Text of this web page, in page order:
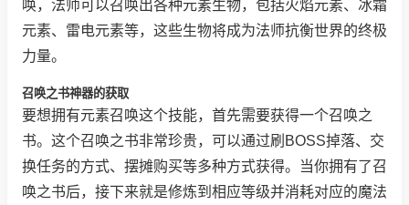
唤，法师可以召唤出各种元素生物，包括火焰元素、冰霜
元素、雷电元素等，这些生物将成为法师抗衡世界的终极
力量。
召唤之书神器的获取
要想拥有元素召唤这个技能，首先需要获得一个召唤之
书。这个召唤之书非常珍贵，可以通过刷BOSS掉落、交
换任务的方式、摆摊购买等多种方式获得。当你拥有了召
唤之书后，接下来就是修炼到相应等级并消耗对应的魔法